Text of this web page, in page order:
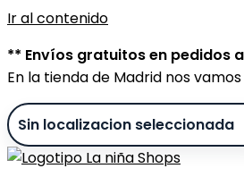
Ir al contenido
** Envíos gratuitos en pedidos
En la tienda de Madrid nos